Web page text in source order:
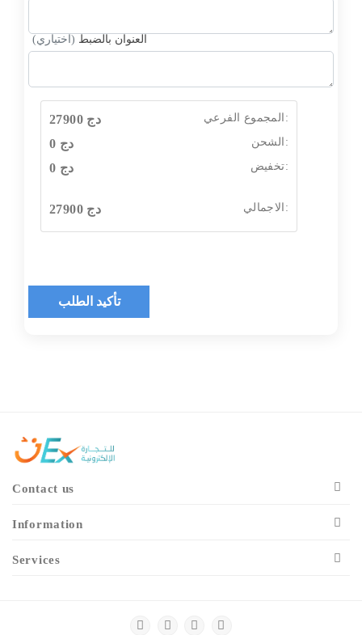
العنوان بالضبط (اختياري)
27900 دج المجموع الفرعي:
0 دج الشحن:
0 دج تخفيض:
27900 دج الاجمالي:
تأكيد الطلب
Contact us
Information
Services